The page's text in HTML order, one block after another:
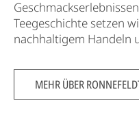
Teegeschichte setzen
nachhaltigem Handeln
MEHR ÜBER